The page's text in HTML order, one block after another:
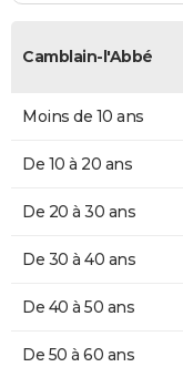
Camblain-l'Abbé
Moins de 10 ans
De 10 à 20 ans
De 20 à 30 ans
De 30 à 40 ans
De 40 à 50 ans
De 50 à 60 ans